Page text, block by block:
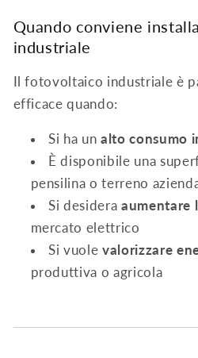
Quando conviene
industriale
Il fotovoltaico industriale è
efficace quando:
Si ha un alto consumo
È disponibile una
pensilina o terreno
Si desidera aumentare
mercato elettrico
Si vuole valorizzare
produttiva o agricola